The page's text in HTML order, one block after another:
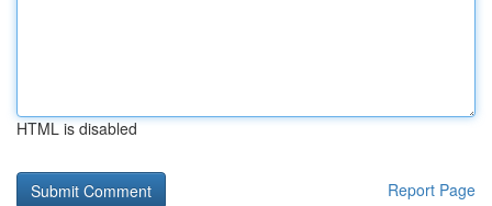
HTML is disabled
Report Page